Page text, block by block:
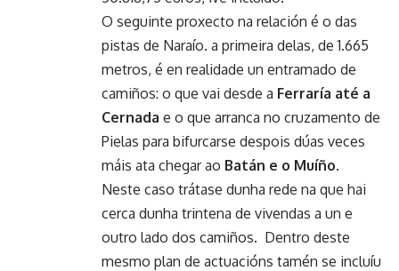
O seguinte proxecto na relación é o das
pistas de Naraío. a primeira delas, de 1.665
metros, é en realidade un entramado de
camiños: o que vai desde a Ferraría até a
Cernada e o que arranca no cruzamento de
Pielas para bifurcarse despois dúas veces
máis ata chegar ao Batán e o Muíño.
Neste caso trátase dunha rede na que hai
cerca dunha trintena de vivendas a un e
outro lado dos camiños. Dentro deste
mesmo plan de actuacións tamén se incluíu